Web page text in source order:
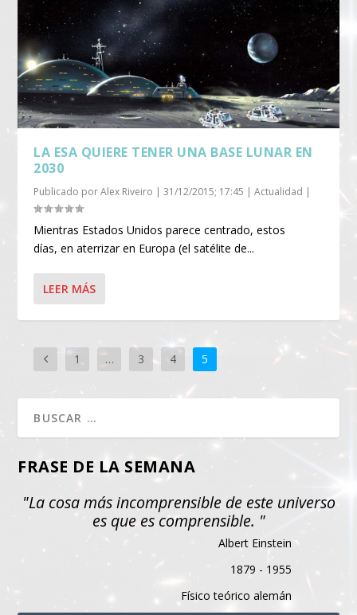
LA ESA QUIERE TENER UNA BASE LUNAR EN
2030
Publicado porAlex Riveiro |31/12/2015; 17:45 |Actualidad |
Mientras Estados Unidos parece centrado, estos
días, en aterrizar en Europa (el satélite de...
LEER MÁS
1 … 3 4 5
FRASE DE LA SEMANA
"La cosa más incomprensible de este universo
es que es comprensible. "
Albert Einstein
1879 - 1955
Físico teórico alemán